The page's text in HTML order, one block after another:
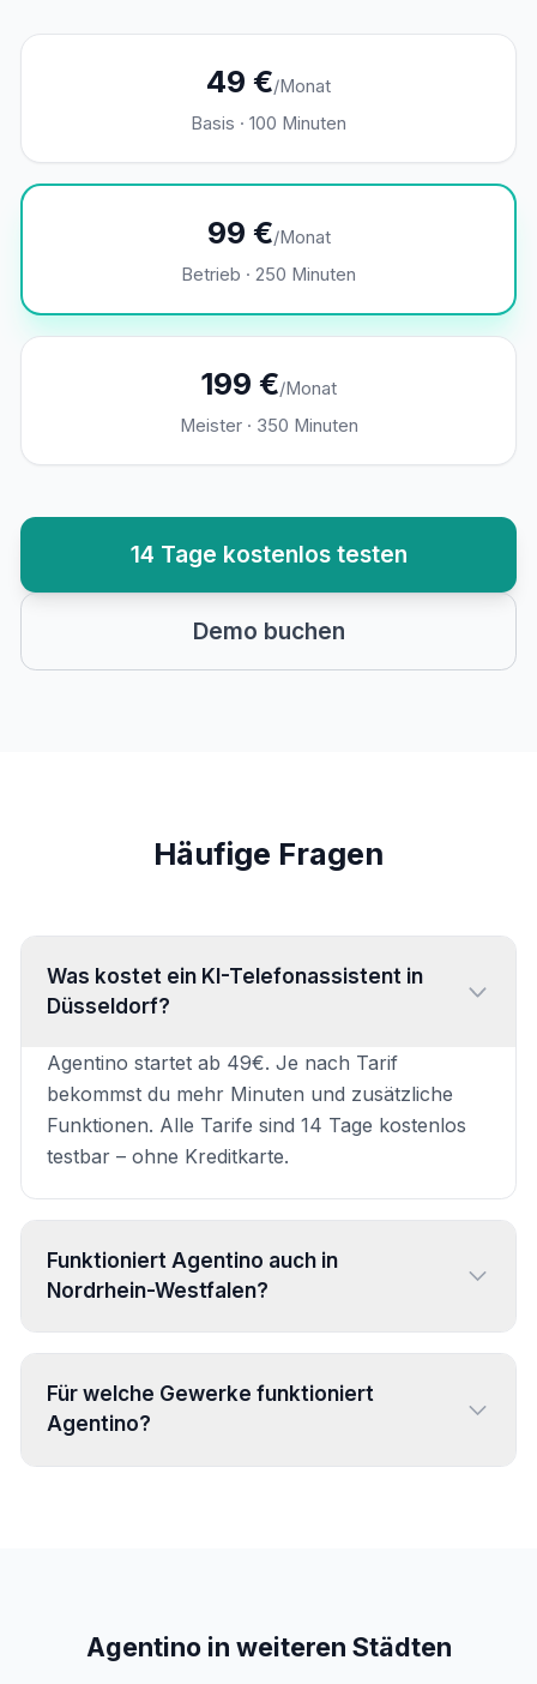
49 €/Monat
Basis · 100 Minuten
99 €/Monat
Betrieb · 250 Minuten
199 €/Monat
Meister · 350 Minuten
14 Tage kostenlos testen
Demo buchen
Häufige Fragen
Was kostet ein KI-Telefonassistent in
Düsseldorf?
Agentino startet ab 49€. Je nach Tarif
bekommst du mehr Minuten und zusätzliche
Funktionen. Alle Tarife sind 14 Tage kostenlos
testbar – ohne Kreditkarte.
Funktioniert Agentino auch in
Nordrhein-Westfalen?
Ja, Agentino funktioniert deutschlandweit. Die
automatische Einzugsgebiet-Prüfung stellt
sicher, dass nur Anfragen aus deinem Gebiet
durchkommen – egal ob Düsseldorf, Neuss,
Meerbusch, Ratingen, Hilden oder Langenfeld.
Für welche Gewerke funktioniert
Agentino?
Branche.
Agentino in weiteren Städten